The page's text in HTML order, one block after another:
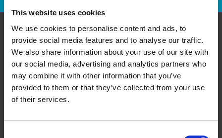
This website uses cookies
We use cookies to personalise content and ads, to
provide social media features and to analyse our traffic.
We also share information about your use of our site with
our social media, advertising and analytics partners who
may combine it with other information that you’ve
provided to them or that they’ve collected from your use
of their services.
Communiquer avec nous
The UPS Store #310
160 - 2 County Court Blvd
Brampton Ontario - L6W 4V1
Obtenez l'itinéraire vers notre magasin